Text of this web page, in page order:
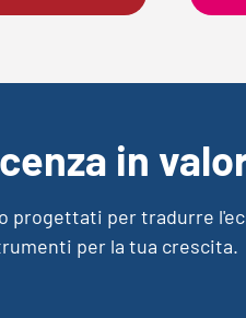
in
progettati per tradurre
per la tua crescita.